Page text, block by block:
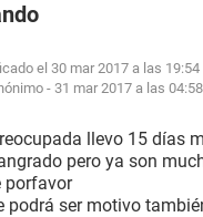
el 30 mar 2017 a las 19:54
- 31 mar 2017 a las 04:58
llevo 15 días
pero ya son
porfavor
podrá ser motivo